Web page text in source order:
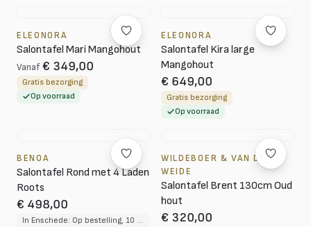
ELEONORA
Salontafel Mari Mangohout
Vanaf € 349,00
Gratis bezorging
Op voorraad
ELEONORA
Salontafel Kira large
Mangohout
€ 649,00
Gratis bezorging
Op voorraad
BENOA
Salontafel Rond met 4 Laden
Roots
€ 498,00
In Enschede: Op bestelling, 10 tot 12 weken levertijd
WILDEBOER & VAN DER
WEIDE
Salontafel Brent 130cm Oud
hout
€ 320,00